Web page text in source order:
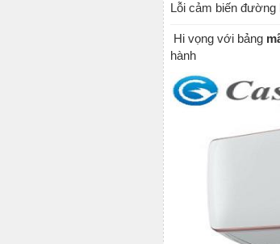
Lỗi cảm biến đường
Hi vọng với bảng
hành